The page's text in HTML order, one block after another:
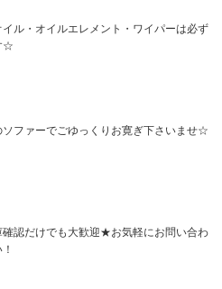
ル・オイルエレメント・ワイパーは必ず
☆
ソファーでごゆっくりお寛ぎ下さいませ☆
確認だけでも大歓迎★お気軽にお問い合わ